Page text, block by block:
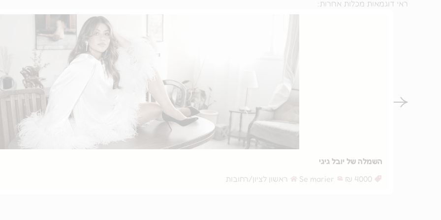
ראי דוגמאות מכלות אחרות:
השמלה של יובל גיגי
4000 ₪
Se marier ראשון לציון/רחובות